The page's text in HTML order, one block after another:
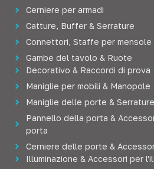
Cerniere per armadi
Catture, Buffer & Serrature
Connettori, Staffe per mensole
Gambe del tavolo & Ruote
Decorativo & Raccordi di prova
Maniglie per mobili & Manopole
Maniglie delle porte & Serrature
Pannello della porta &
porta
Cerniere delle porte &
Illuminazione & Accessori per